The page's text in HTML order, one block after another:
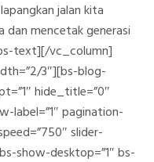
jalan kita
dan mencetak generasi
text][/vc_column]
3″][bs-blog-
hide_title=”0″
label=”1″ pagination-
slider-
show-desktop=”1″ bs-